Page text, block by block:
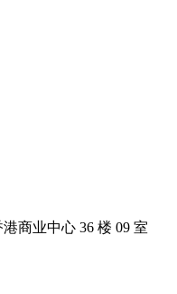
商业中心 36 楼 09 室